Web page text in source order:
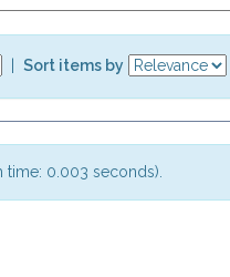
Sort items by
time: 0.003 seconds).